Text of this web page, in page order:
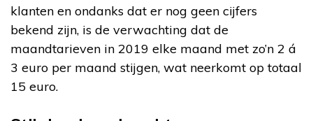
klanten en ondanks dat er nog geen cijfers
bekend zijn, is de verwachting dat de
maandtarieven in 2019 elke maand met zo’n 2 á
3 euro per maand stijgen, wat neerkomt op totaal
15 euro.